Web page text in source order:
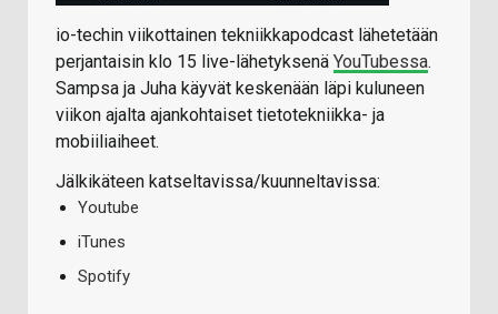
io-techin viikottainen tekniikkapodcast lähetetään
perjantaisin klo 15 live-lähetyksenä YouTubessa.
Sampsa ja Juha käyvät keskenään läpi kuluneen
viikon ajalta ajankohtaiset tietotekniikka- ja
mobiiliaiheet.
Jälkikäteen katseltavissa/kuunneltavissa:
Youtube
iTunes
Spotify